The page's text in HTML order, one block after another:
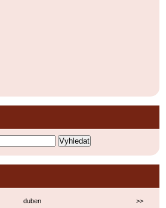
duben
>>